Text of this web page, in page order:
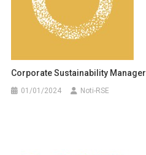
Corporate Sustainability Manager
01/01/2024 Noti-RSE